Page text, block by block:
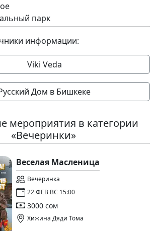
парк
информации:
Viki Veda
Дом в Бишкеке
мероприятия в категории
«Вечеринки»
Веселая Масленица
Вечеринка
22 ФЕВ ВС 15:00
3000 сом
Хижина Дяди Тома